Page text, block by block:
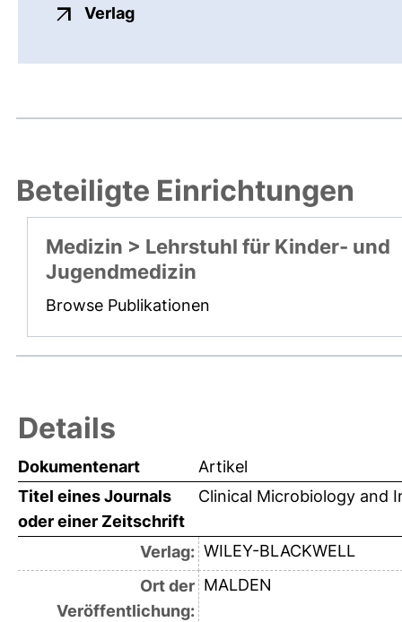
Verlagexterner Link, öffnet neues
Beteiligte Einrichtungen
Medizin > Lehrstuhl für Kinder- und
Jugendmedizin
Browse Publikationen
Details
Dokumentenart
Artikel
Titel eines Journals
oder einer Zeitschrift
Clinical Microbiology and
Verlag: WILEY-BLACKWELL
Ort der
Veröffentlichung:
MALDEN